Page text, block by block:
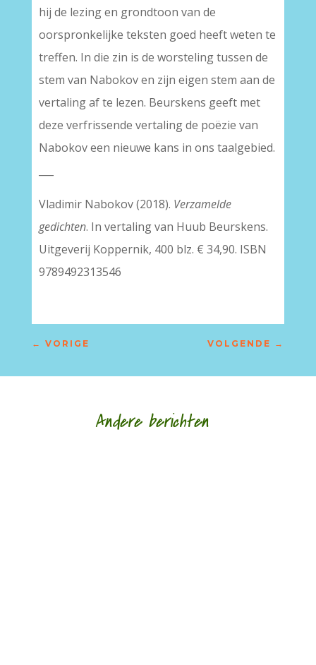
hij de lezing en grondtoon van de
oorspronkelijke teksten goed heeft weten te
treffen. In die zin is de worsteling tussen de
stem van Nabokov en zijn eigen stem aan de
vertaling af te lezen. Beurskens geeft met
deze verfrissende vertaling de poëzie van
Nabokov een nieuwe kans in ons taalgebied.
Vladimir Nabokov (2018). Verzamelde
gedichten. In vertaling van Huub Beurskens.
Uitgeverij Koppernik, 400 blz. € 34,90. ISBN
9789492313546
← VORIGE VOLGENDE →
Andere berichten